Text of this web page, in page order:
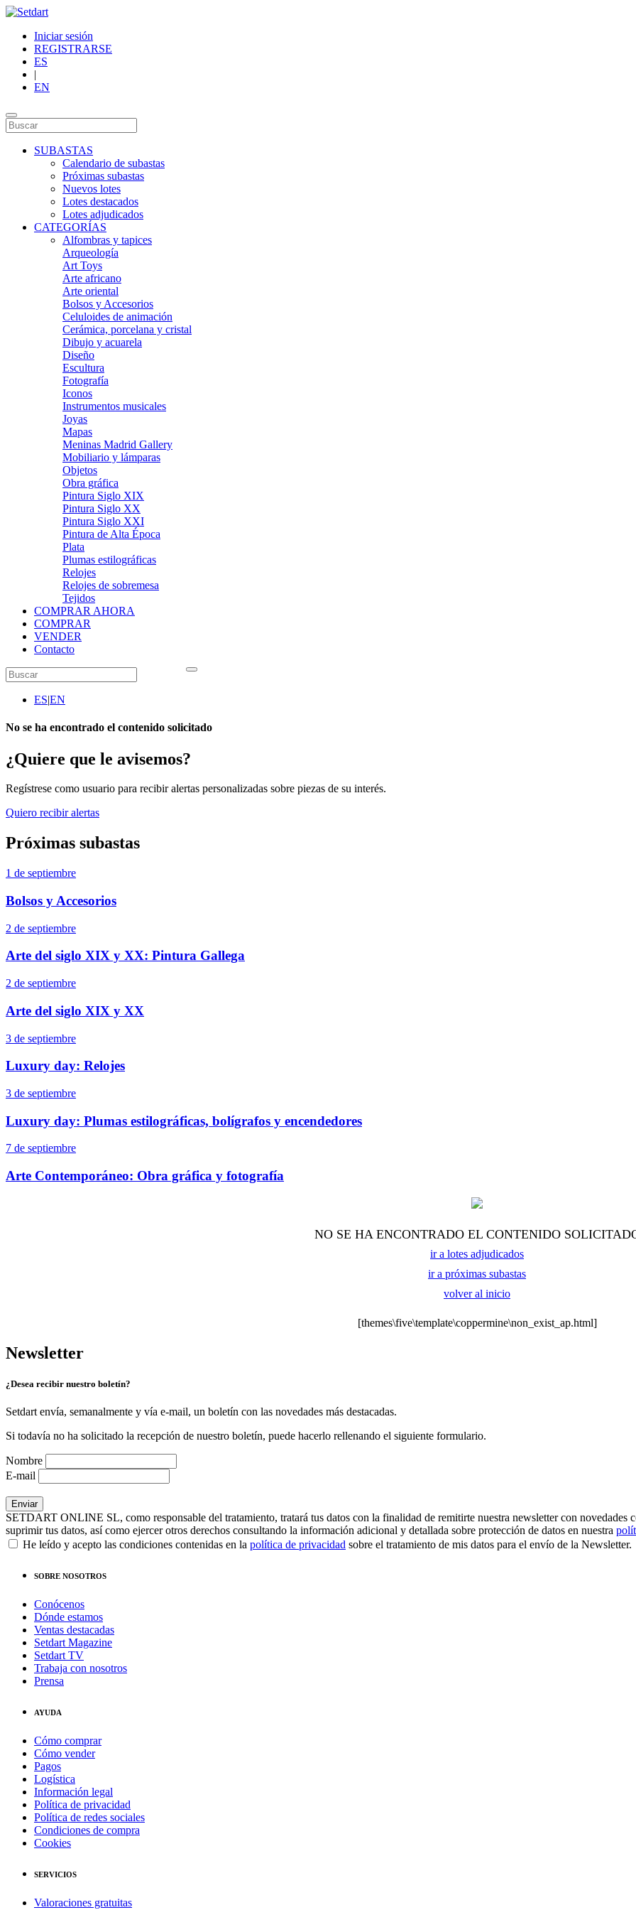
Iniciar sesión
REGISTRARSE
ES
|
EN
SUBASTAS
Calendario de subastas
Próximas subastas
Nuevos lotes
Lotes destacados
Lotes adjudicados
CATEGORÍAS
Alfombras y tapices
Arqueología
Art Toys
Arte africano
Arte oriental
Bolsos y Accesorios
Celuloides de animación
Cerámica, porcelana y cristal
Dibujo y acuarela
Diseño
Escultura
Fotografía
Iconos
Instrumentos musicales
Joyas
Mapas
Meninas Madrid Gallery
Mobiliario y lámparas
Objetos
Obra gráfica
Pintura Siglo XIX
Pintura Siglo XX
Pintura Siglo XXI
Pintura de Alta Época
Plata
Plumas estilográficas
Relojes
Relojes de sobremesa
Tejidos
COMPRAR AHORA
COMPRAR
VENDER
Contacto
ES|EN
No se ha encontrado el contenido solicitado
¿Quiere que le avisemos?
Regístrese como usuario para recibir alertas personalizadas sobre piezas de su interés.
Quiero recibir alertas
Próximas subastas
1 de septiembre
Bolsos y Accesorios
2 de septiembre
Arte del siglo XIX y XX: Pintura Gallega
2 de septiembre
Arte del siglo XIX y XX
3 de septiembre
Luxury day: Relojes
3 de septiembre
Luxury day: Plumas estilográficas, bolígrafos y encendedores
7 de septiembre
Arte Contemporáneo: Obra gráfica y fotografía
NO SE HA ENCONTRADO EL CONTENIDO
ir a lotes adjudicados
ir a próximas subastas
volver al inicio
[themes\five\template\coppermine\non_exist_ap.html]
Newsletter
¿Desea recibir nuestro boletín?
Setdart envía, semanalmente y vía e-mail, un boletín con las novedades más destacadas.
Si todavía no ha solicitado la recepción de nuestro boletín, puede hacerlo rellenando el siguiente formulario.
Nombre
E-mail
SETDART ONLINE SL, como responsable del tratamiento, tratará tus datos con la finalidad de remitirte nuestra newsletter con novedades
suprimir tus datos, así como ejercer otros derechos consultando la información adicional y detallada sobre protección de datos en nuestra
He leído y acepto las condiciones contenidas en la política de privacidad sobre el tratamiento de mis datos para el envío de la Newsletter.
SOBRE NOSOTROS
Conócenos
Dónde estamos
Ventas destacadas
Setdart Magazine
Setdart TV
Trabaja con nosotros
Prensa
AYUDA
Cómo comprar
Cómo vender
Pagos
Logística
Información legal
Política de privacidad
Política de redes sociales
Condiciones de compra
Cookies
SERVICIOS
Valoraciones gratuitas